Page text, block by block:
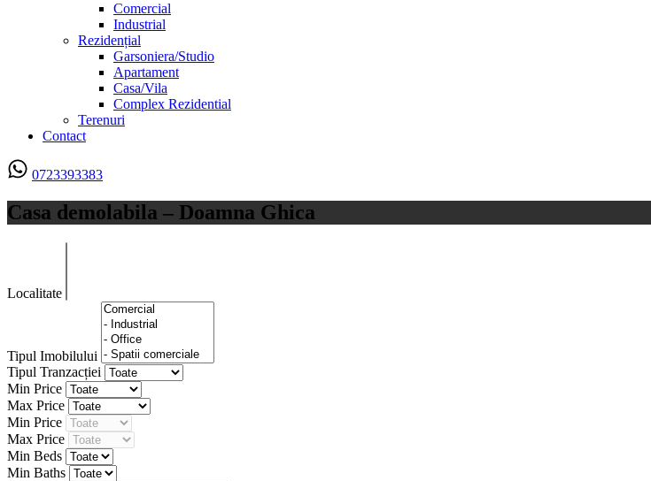
Comercial
Industrial
Rezidențial
Garsoniera/Studio
Apartament
Casa/Vila
Complex Rezidential
Terenuri
Contact
0723393383
Casa demolabila – Doamna Ghica
Localitate
Tipul Imobilului
Tipul Tranzacției
Min Price
Max Price
Min Price
Max Price
Min Beds
Min Baths